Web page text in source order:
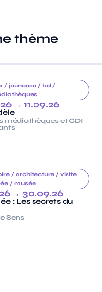
thème
/ jeunesse / bd /
→ 11.09.26
médiathèques et CDI
/ architecture / visite
/ musée
→ 30.09.26
: Les secrets du
Sens